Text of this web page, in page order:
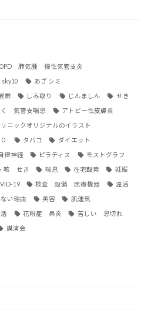
肺気腫 慢性気管支炎
sky10 あざ シミ
群 しみ取り じんましん せき
く 気管支喘息 アトピー性皮膚炎
リニックオリジナルのイラスト
タバコ ダイエット
律神経 ピラティス モストグラフ
咳 せき 喘息 在宅酸素 妊娠
19 検査 設備 医療機器 温活
い理由 美容 肌運気
花粉症 鼻炎 苦しい 息切れ
講演会